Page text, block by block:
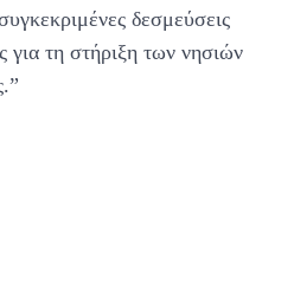
δεσμεύσεις
για τη στήριξη των νησιών